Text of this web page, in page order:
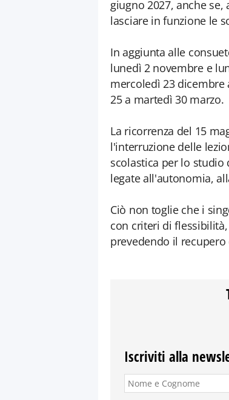
giugno 2027, anche
lasciare in funzione le
In aggiunta alle
lunedì 2 novembre e
mercoledì 23 dicembre
25 a martedì 30 marzo.
La ricorrenza del 15
l'interruzione delle
scolastica per lo
legate all'autonomia,
Ciò non toglie che i
con criteri di
prevedendo il
Iscriviti alla